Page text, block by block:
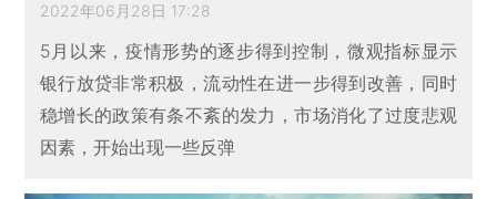
2022年06月28日 17:28
5月以来，疫情形势的逐步得到控制，微观指标显示
银行放贷非常积极，流动性在进一步得到改善，同时
稳增长的政策有条不紊的发力，市场消化了过度悲观
因素，开始出现一些反弹